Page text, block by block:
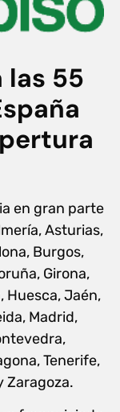
las 55
en gran parte
Asturias,
Burgos,
Girona,
Huesca, Jaén,
Madrid,
Tenerife,
Zaragoza.